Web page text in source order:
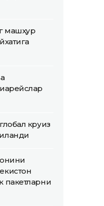
машҳур
круиз
пакетларни